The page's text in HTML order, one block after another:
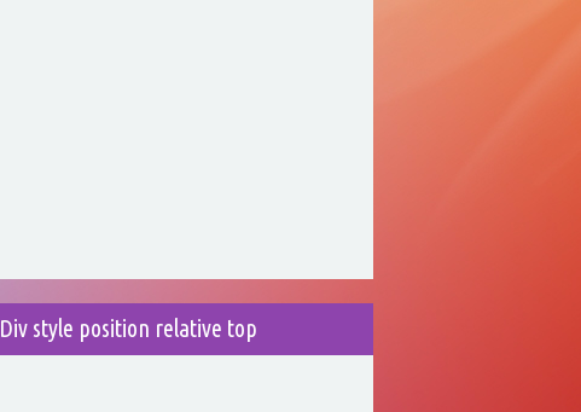
Div style position relative top